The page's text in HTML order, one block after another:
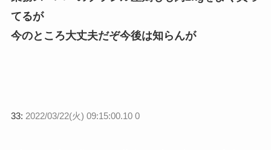
てるが
今のところ大丈夫だぞ今後は知らんが
33: 2022/03/22(火) 09:15:00.10 0